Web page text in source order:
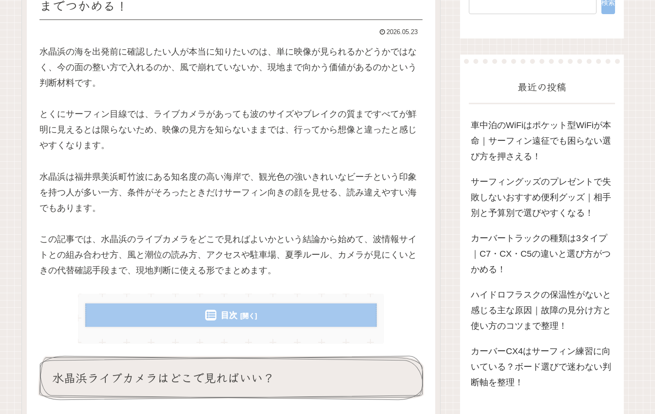
までつかめる！
2026.05.23
水晶浜の海を出発前に確認したい人が本当に知りたいのは、単に映像が見られるかどうかではな
く、今の面の整い方で入れるのか、風で崩れていないか、現地まで向かう価値があるのかという
判断材料です。
とくにサーフィン目線では、ライブカメラがあっても波のサイズやブレイクの質まですべてが鮮
明に見えるとは限らないため、映像の見方を知らないままでは、行ってから想像と違ったと感じ
やすくなります。
水晶浜は福井県美浜町竹波にある知名度の高い海岸で、観光色の強いきれいなビーチという印象
を持つ人が多い一方、条件がそろったときだけサーフィン向きの顔を見せる、読み違えやすい海
でもあります。
この記事では、水晶浜のライブカメラをどこで見ればよいかという結論から始めて、波情報サイ
トとの組み合わせ方、風と潮位の読み方、アクセスや駐車場、夏季ルール、カメラが見にくいと
きの代替確認手段まで、現地判断に使える形でまとめます。
目次
水晶浜ライブカメラはどこで見ればいい？
検索
最近の投稿
車中泊のWiFiはポケット型WiFiが本
命｜サーフィン遠征でも困らない選
び方を押さえる！
サーフィングッズのプレゼントで失
敗しないおすすめ便利グッズ｜相手
別と予算別で選びやすくなる！
カーバートラックの種類は3タイプ
｜C7・CX・C5の違いと選び方がつ
かめる！
ハイドロフラスクの保温性がないと
感じる主な原因｜故障の見分け方と
使い方のコツまで整理！
カーバーCX4はサーフィン練習に向
いている？ボード選びで迷わない判
断軸を整理！